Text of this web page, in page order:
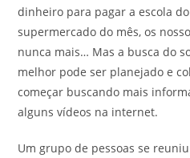
dinheiro para pagar a escola
supermercado do mês, os
nunca mais… Mas a busca do
melhor pode ser planejado e
começar buscando mais
alguns vídeos na internet.
Um grupo de pessoas se